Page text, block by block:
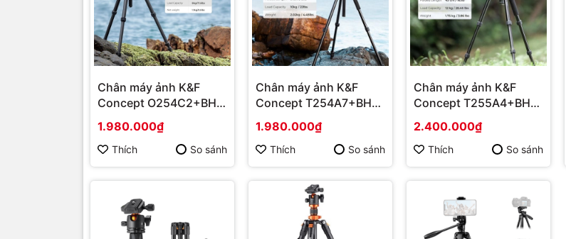
Chân máy ảnh K&F
Concept O254C2+BH-
1.980.000₫
Thích So sánh
Chân máy ảnh K&F
Concept T254A7+BH-
1.980.000₫
Thích So sánh
Chân máy ảnh K&F
Concept T255A4+BH-
2.400.000₫
Thích So sánh